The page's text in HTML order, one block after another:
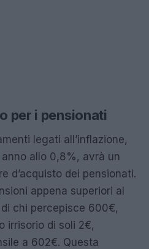
per i pensionati
legati all’inflazione,
allo 0,8%, avrà un
d’acquisto dei pensionati.
appena superiori al
chi percepisce 600€,
irrisorio di soli 2€,
a 602€. Questa